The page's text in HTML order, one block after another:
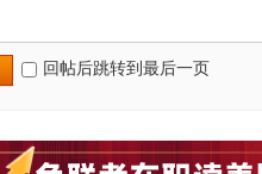
回帖后跳转到最后一页